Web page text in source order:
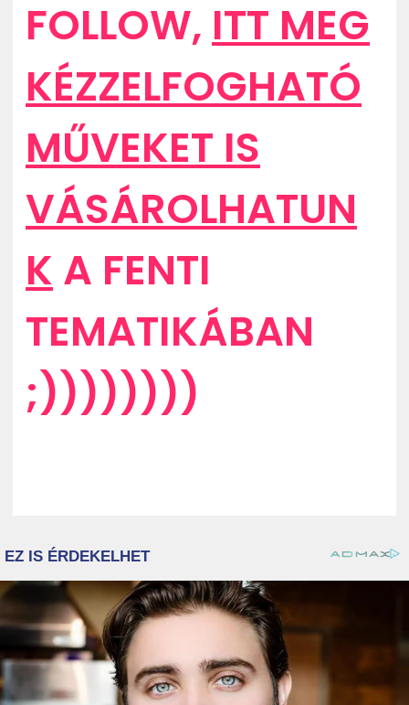
FOLLOW, ITT MEG
KÉZZELFOGHATÓ
MŰVEKET IS
VÁSÁROLHATUN
K A FENTI
TEMATIKÁBAN
;))))))))